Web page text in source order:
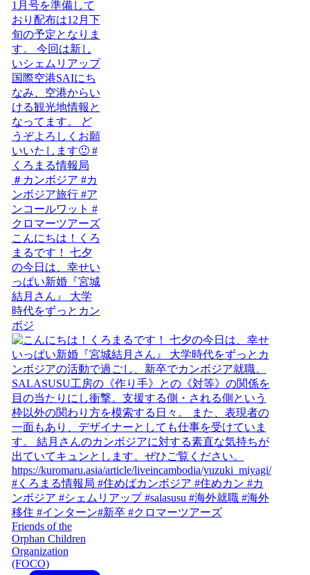
こんにちは！くろ
まるです！ 七夕
の今日は、幸せい
っぱい新婚『宮城
結月さん』 大学
時代をずっとカン
ボジ
Friends of the
Orphan Children
Organization
(FOCO)